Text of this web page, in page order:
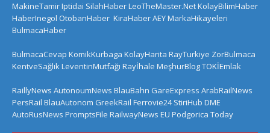
MakineTamirIptidai SilahHaberLeoTheMaster.NetKolayBilimHaber
HaberInegol OtobanHaber KiraHaberAEYMarkaHikayeleri
BulmacaHaber
BulmacaCevap KomikKurbaga KolayHarita RayTurkiye ZorBulmaca
KentveSağlıkLeventinMutfağı Rayİhale MeşhurBlogTOKİEmlak
RaillyNews AutonoumNews BlauBahn GareExpress ArabRailNews
PersRail BlauAutonom GreekRail Ferrovie24 StiriHub DME
AutoRusNews PromptsFile RailwayNews EU Podgorica Today